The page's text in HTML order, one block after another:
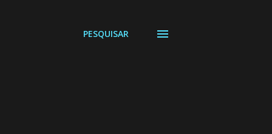
PESQUISAR